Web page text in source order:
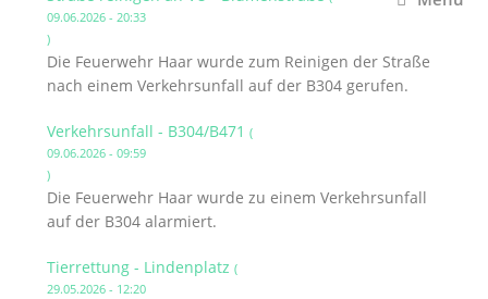
09.06.2026 - 20:33
)
Die Feuerwehr Haar wurde zum Reinigen der Straße
nach einem Verkehrsunfall auf der B304 gerufen.
Verkehrsunfall - B304/B471 (
09.06.2026 - 09:59
)
Die Feuerwehr Haar wurde zu einem Verkehrsunfall
auf der B304 alarmiert.
Tierrettung - Lindenplatz (
29.05.2026 - 12:20